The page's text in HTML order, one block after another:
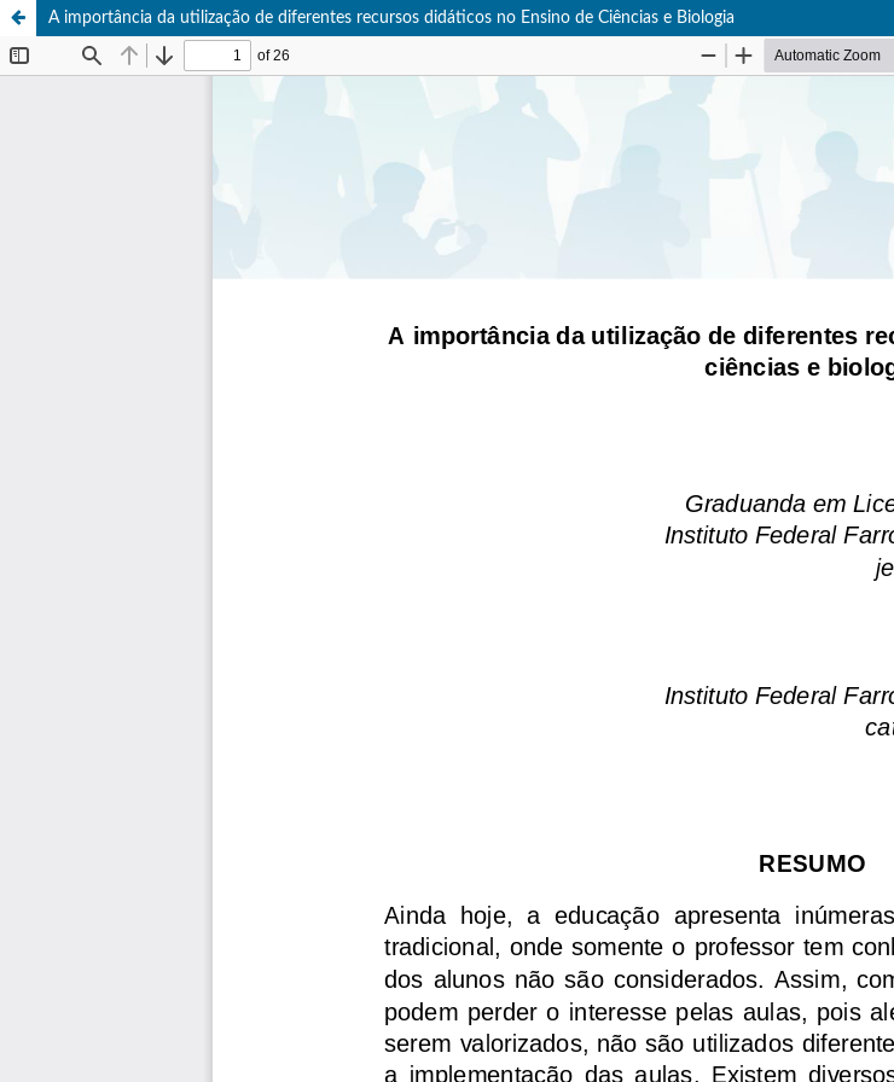
A importância da utilização de diferentes recursos didáticos no Ensino de Ciências e Biologia